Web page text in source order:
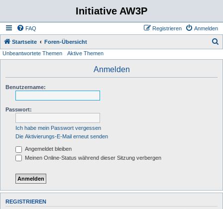
Initiative AW3P
FAQ Anmelden
Registrieren
Startseite Foren-Übersicht
Unbeantwortete Themen Aktive Themen
Anmelden
Benutzername:
Passwort:
Ich habe mein Passwort vergessen
Die Aktivierungs-E-Mail erneut senden
Angemeldet bleiben
Meinen Online-Status während dieser Sitzung verbergen
REGISTRIEREN